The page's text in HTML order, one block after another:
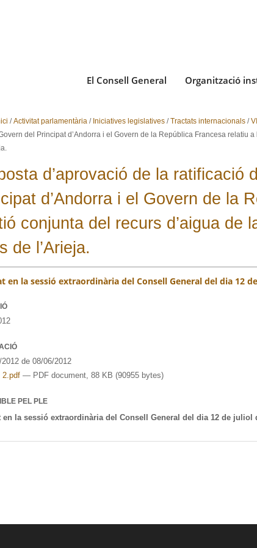
El Consell General Organització
/Activitat parlamentària / Iniciatives legislatives /Tractats internacionals /
del Principat d’Andorra i el Govern de la República Francesa relatiu
d’aprovació de la ratificació
d’Andorra i el Govern de la
conjunta del recurs d’aigua de
de l’Arieja.
en la sessió extraordinària del Consell General del dia 12
2012 de 08/06/2012
2.pdf — PDF document, 88 KB (90955 bytes)
PEL PLE
en la sessió extraordinària del Consell General del dia 12 de juliol